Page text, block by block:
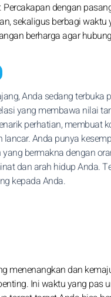
dengan
sekaligus berbagi waktu
berharga agar
Anda sedang terbuka
yang membawa nilai
perhatian, membuat
lancar. Anda punya
yang bermakna dengan
dan arah hidup Anda.
kepada Anda.
menenangkan dan
Ini waktu yang pas